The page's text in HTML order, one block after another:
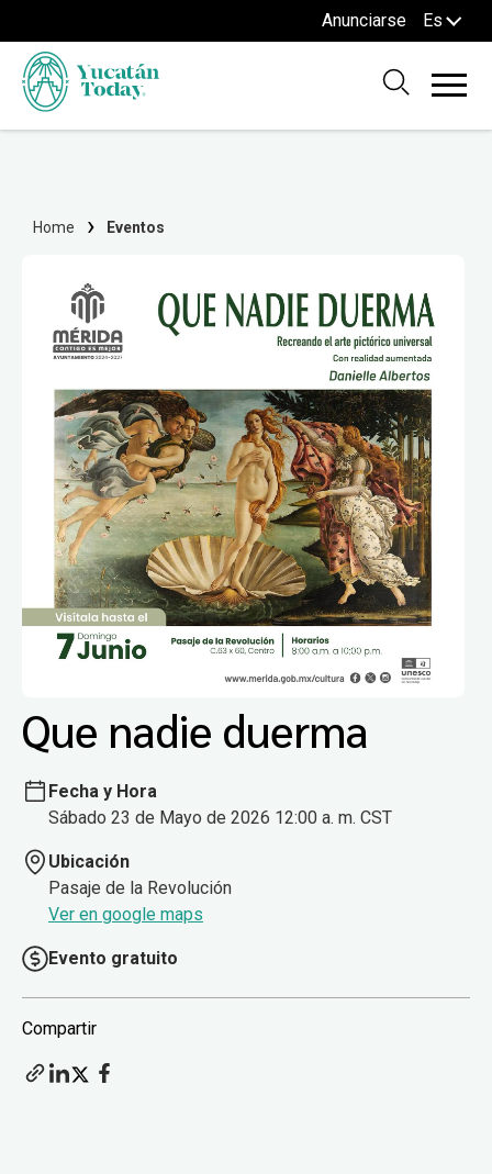
Anunciarse Es
Home Eventos
Que nadie duerma
Fecha y Hora
Sábado 23 de Mayo de 2026 12:00 a. m. CST
Ubicación
Pasaje de la Revolución
Ver en google maps
Evento gratuito
Compartir